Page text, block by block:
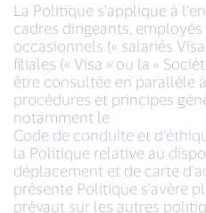
La Politique s’applique à
cadres dirigeants,
occasionnels (« salariés
filiales (« Visa » ou la «
être consultée en parallèle
procédures et principes
notamment le
Code de conduite et
la Politique relative au
déplacement et de carte
présente Politique s'avère
prévaut sur les autres